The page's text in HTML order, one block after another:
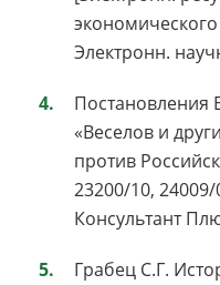
Электронн.
Постановления
«Веселов и
против
23200/10,
Консультант
Грабец С.Г.